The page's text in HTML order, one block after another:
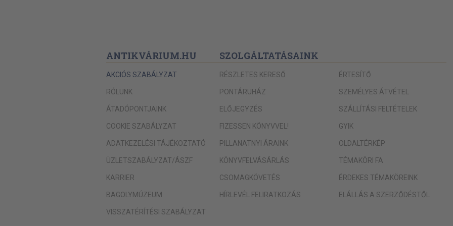
ANTIKVÁRIUM.HU
AKCIÓS SZABÁLYZAT
RÓLUNK
ÁTADÓPONTJAINK
COOKIE SZABÁLYZAT
ADATKEZELÉSI TÁJÉKOZTATÓ
ÜZLETSZABÁLYZAT/ÁSZF
KARRIER
BAGOLYMÚZEUM
VISSZATÉRÍTÉSI SZABÁLYZAT
SZOLGÁLTATÁSAINK
RÉSZLETES KERESŐ
PONTÁRUHÁZ
ELŐJEGYZÉS
FIZESSEN KÖNYVVEL!
PILLANATNYI ÁRAINK
KÖNYVFELVÁSÁRLÁS
CSOMAGKÖVETÉS
HÍRLEVÉL FELIRATKOZÁS
ÉRTESÍTŐ
SZEMÉLYES ÁTVÉTEL
SZÁLLÍTÁSI FELTÉTELEK
GYIK
OLDALTÉRKÉP
TÉMAKÖRI FA
ÉRDEKES TÉMAKÖREINK
ELÁLLÁS A SZERZŐDÉSTŐL